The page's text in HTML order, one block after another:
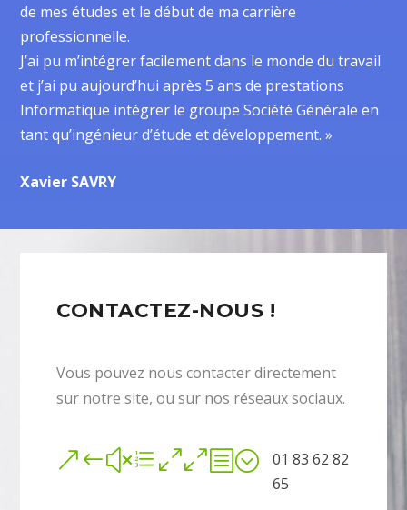
de mes études et le début de ma carrière
professionnelle.
J’ai pu m’intégrer facilement dans le monde du travail
et j’ai pu aujourd’hui après 5 ans de prestations
Informatique intégrer le groupe Société Générale en
tant qu’ingénieur d’étude et développement. »
Xavier SAVRY
CONTACTEZ-NOUS !
Vous pouvez nous contacter directement
sur notre site, ou sur nos réseaux sociaux.
&#xe00b;
01 83 62 82
65